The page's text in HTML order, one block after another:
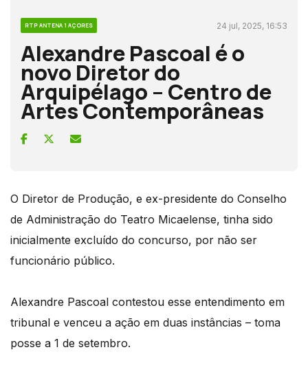
RTP ANTENA 1 AÇORES 24 jul, 2025, 16:53
Alexandre Pascoal é o
novo Diretor do
Arquipélago – Centro de
Artes Contemporâneas
O Diretor de Produção, e ex-presidente do Conselho
de Administração do Teatro Micaelense, tinha sido
inicialmente excluído do concurso, por não ser
funcionário público.
Alexandre Pascoal contestou esse entendimento em
tribunal e venceu a ação em duas instâncias – toma
posse a 1 de setembro.